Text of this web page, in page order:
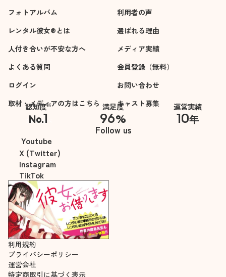
フォトアルバム
利用者の声
レンタル彼女®とは
選ばれる理由
人付き合いが不安な方へ
メディア実績
よくある質問
会員登録（無料）
ログイン
お問い合わせ
取材・メディアの方はこちら
キャスト募集
認知度※
No.1
※自社調べ
満足度
96%
運営実績
10年
Follow us
Youtube
X (Twitter)
Instagram
TikTok
利用規約
プライバシーポリシー
運営会社
特定商取引に基づく表示